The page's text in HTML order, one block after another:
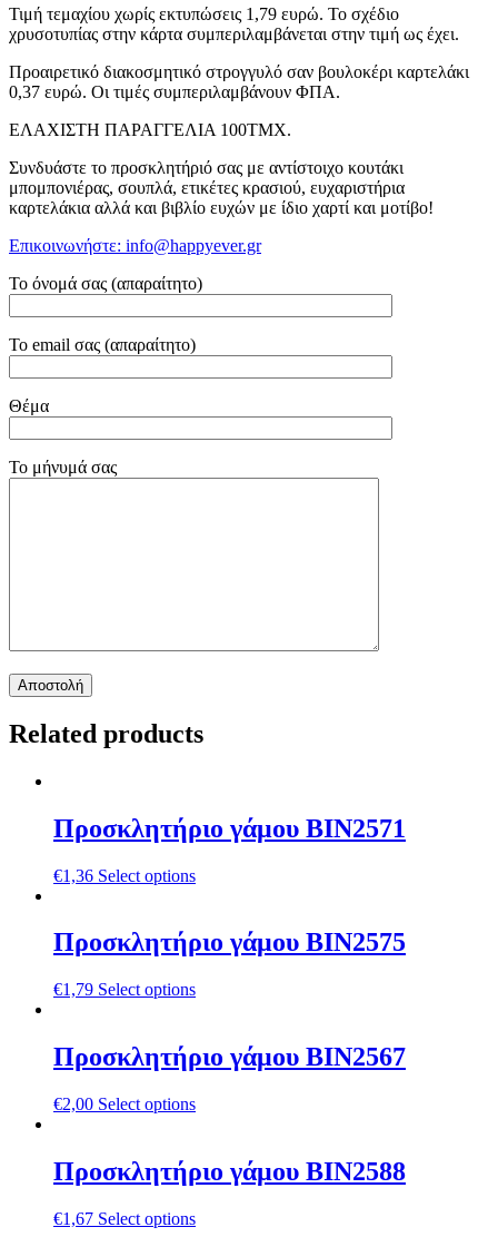
Τιμή τεμαχίου χωρίς εκτυπώσεις 1,79 ευρώ. Το σχέδιο
χρυσοτυπίας στην κάρτα συμπεριλαμβάνεται στην τιμή ως έχει.
Προαιρετικό διακοσμητικό στρογγυλό σαν βουλοκέρι καρτελάκι
0,37 ευρώ. Οι τιμές συμπεριλαμβάνουν ΦΠΑ.
ΕΛΑΧΙΣΤΗ ΠΑΡΑΓΓΕΛΙΑ 100ΤΜΧ.
Συνδυάστε το προσκλητήριό σας με αντίστοιχο κουτάκι
μπομπονιέρας, σουπλά, ετικέτες κρασιού, ευχαριστήρια
καρτελάκια αλλά και βιβλίο ευχών με ίδιο χαρτί και μοτίβο!
Επικοινωνήστε: info@happyever.gr
Το όνομά σας (απαραίτητο)
Το email σας (απαραίτητο)
Θέμα
Το μήνυμά σας
Related products
Προσκλητήριο γάμου ΒΙΝ2571
€1,36 Select options
Προσκλητήριο γάμου ΒΙΝ2575
€1,79 Select options
Προσκλητήριο γάμου ΒΙΝ2567
€2,00 Select options
Προσκλητήριο γάμου ΒΙΝ2588
€1,67 Select options